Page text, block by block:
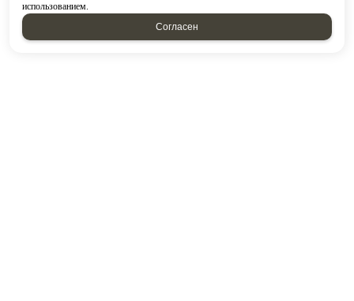
использованием.
Согласен